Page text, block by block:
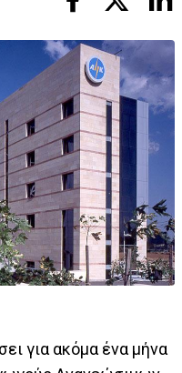
για ακόμα ένα μήνα